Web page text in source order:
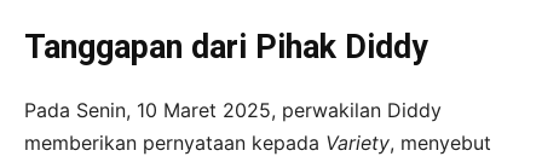
Tanggapan dari Pihak Diddy
Pada Senin, 10 Maret 2025, perwakilan Diddy
memberikan pernyataan kepada Variety, menyebut